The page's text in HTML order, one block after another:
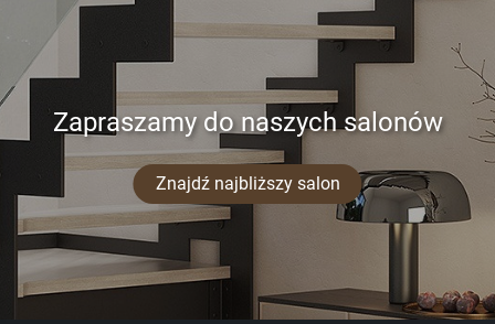
Zapraszamy do naszych salonów
Znajdź najbliższy salon